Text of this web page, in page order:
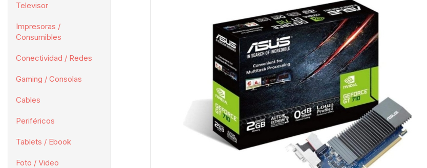
Televisor
Impresoras /
Consumibles
Conectividad / Redes
Gaming / Consolas
Cables
Periféricos
Tablets / Ebook
Foto / Video